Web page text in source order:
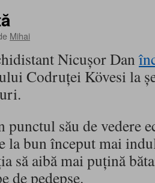
Mihai
Nicușor Dan
Codruţei Kövesi la
punctul său de vedere
la bun început mai
să aibă mai puţină
de pedepse.